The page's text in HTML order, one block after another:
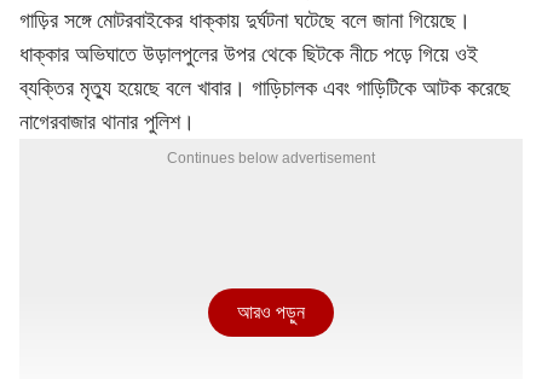
গাড়ির সঙ্গে মোটরবাইকের ধাক্কায় দুর্ঘটনা ঘটেছে বলে জানা গিয়েছে।
ধাক্কার অভিঘাতে উড়ালপুলের উপর থেকে ছিটকে নীচে পড়ে গিয়ে ওই
ব্যক্তির মৃত্যু হয়েছে বলে খাবার। গাড়িচালক এবং গাড়িটিকে আটক করেছে
নাগেরবাজার থানার পুলিশ।
Continues below advertisement
আরও পড়ুন